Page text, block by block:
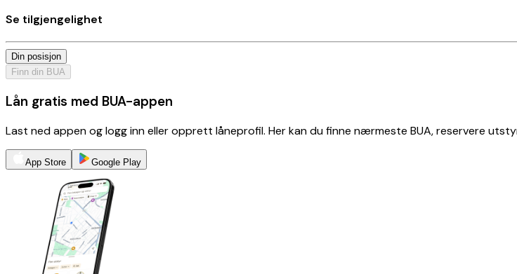
Se tilgjengelighet
Din posisjon
Finn din BUA
Lån gratis med BUA-appen
Last ned appen og logg inn eller opprett låneprofil. Her kan du finne nærmeste BUA, reservere
App Store Google Play